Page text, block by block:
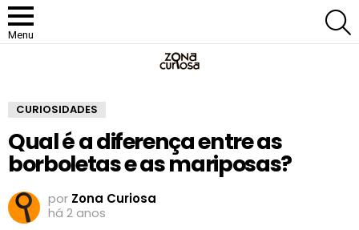
Menu
CURIOSIDADES
Qual é a diferença entre as
borboletas e as mariposas?
por Zona Curiosa
há 2 anos